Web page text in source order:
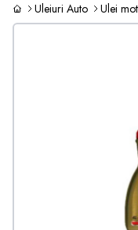
Uleiuri Auto Ulei